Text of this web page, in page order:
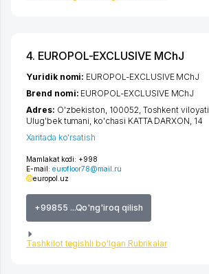
4. EUROPOL-EXCLUSIVE MChJ
Mamlakat kodi: +998
E-mail: eurofloor78@mail.ru
europol.uz
+99855 ...Qo'ng'iroq qilish
Tashkilot tegishli bo'lgan Rubrikalar
Yuridik nomi: EUROPOL-EXCLUSIVE MChJ
Brend nomi: EUROPOL-EXCLUSIVE MChJ
Adres: O'zbekiston, 100052, Toshkent viloyati
Ulug'bek tumani ko'chasi KATTA DARXON , 14
Xaritada ko'rsatish